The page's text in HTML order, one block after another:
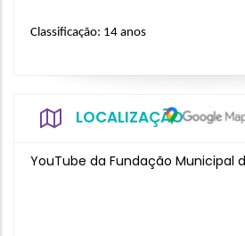
Classificação: 14 anos
LOCALIZAÇÃO
YouTube da Fundação Municipal